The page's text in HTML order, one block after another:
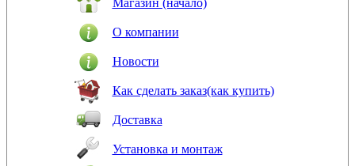
Магазин (начало)
О компании
Новости
Как сделать заказ(как купить)
Доставка
Установка и монтаж